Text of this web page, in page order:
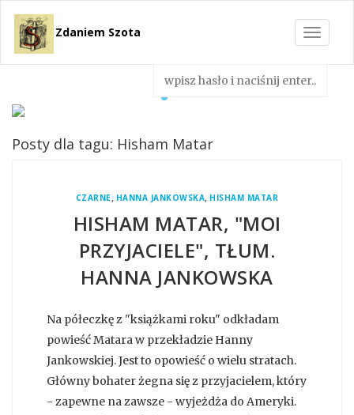
Toggle
Zdaniem Szota
Posty dla tagu: Hisham Matar
CZARNE, HANNA JANKOWSKA, HISHAM MATAR
HISHAM MATAR, "MOI
PRZYJACIELE", TŁUM.
HANNA JANKOWSKA
Na półeczkę z "książkami roku" odkładam
powieść Matara w przekładzie Hanny
Jankowskiej. Jest to opowieść o wielu stratach.
Główny bohater żegna się z przyjacielem, który
- zapewne na zawsze - wyjeżdża do Ameryki.